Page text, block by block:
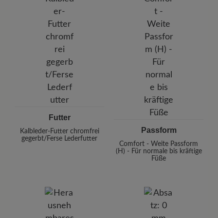
Futter
Kalbleder-Futter chromfrei
gegerbt/Ferse Lederfutter
Passform
Comfort - Weite Passform
(H) - Für normale bis kräftige
Füße